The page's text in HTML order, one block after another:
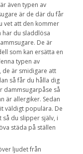
även typen av
är de där du får
vet att den kommer
har du sladdlösa
De är
som kan ersätta en
typen av
de är smidigare att
så får du hålla dig
dammsugarpåse så
är allergiker. Sedan
väldigt populära. De
du slipper själv, i
städa på ställen
ljudet från